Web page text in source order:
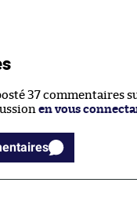
37 commentaires
en vous
commentaires